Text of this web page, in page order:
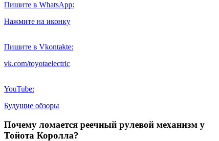
Пишите в WhatsApp:
Нажмите на иконку
Пишите в Vkontakte:
vk.com/toyotaelectric
YouTube:
Будущие обзоры
Почему ломается реечный рулевой механизм у
Тойота Королла?